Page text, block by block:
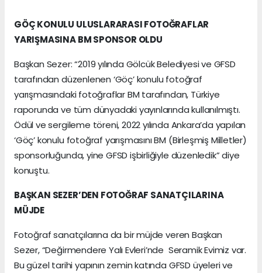
GÖÇ KONULU ULUSLARARASI FOTOĞRAFLAR
YARIŞMASINA BM SPONSOR OLDU
Başkan Sezer: “2019 yılında Gölcük Belediyesi ve GFSD
tarafından düzenlenen ‘Göç’ konulu fotoğraf
yarışmasındaki fotoğraflar BM tarafından, Türkiye
raporunda ve tüm dünyadaki yayınlarında kullanılmıştı.
Ödül ve sergileme töreni, 2022 yılında Ankara’da yapılan
‘Göç’ konulu fotoğraf yarışmasını BM (Birleşmiş Milletler)
sponsorluğunda, yine GFSD işbirliğiyle düzenledik” diye
konuştu.
BAŞKAN SEZER’DEN FOTOĞRAF SANATÇILARINA
MÜJDE
Fotoğraf sanatçılarına da bir müjde veren Başkan
Sezer, “Değirmendere Yalı Evleri’nde Seramik Evimiz var.
Bu güzel tarihi yapının zemin katında GFSD üyeleri ve